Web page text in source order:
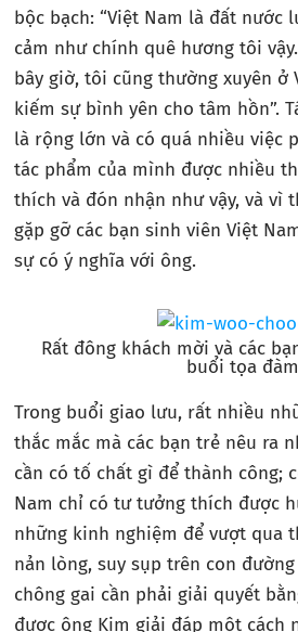
bộc bạch: “Việt Nam là đất nước
cảm như chính quê hương tôi
bây giờ, tôi cũng thường xuyên ở
kiếm sự bình yên cho tâm hồn”.
là rộng lớn và có quá nhiều việc
tác phẩm của mình được nhiều
thích và đón nhận như vậy, và vì
gặp gỡ các bạn sinh viên Việt
sự có ý nghĩa với ông.
Rất đông khách mời và các
buổi tọa đàm
Trong buổi giao lưu, rất nhiều
thắc mắc mà các bạn trẻ nêu ra
cần có tố chất gì để thành công;
Nam chỉ có tư tưởng thích được
những kinh nghiệm để vượt qua
nản lòng, suy sụp trên con
chông gai cần phải giải quyết
được ông Kim giải đáp một cách